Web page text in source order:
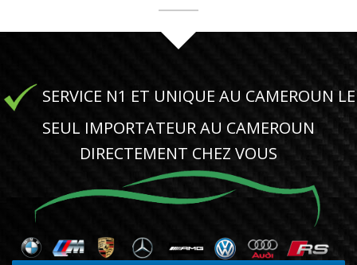
SERVICE N1 ET UNIQUE AU CAMEROUN LE
SEUL IMPORTATEUR AU CAMEROUN
DIRECTEMENT CHEZ VOUS